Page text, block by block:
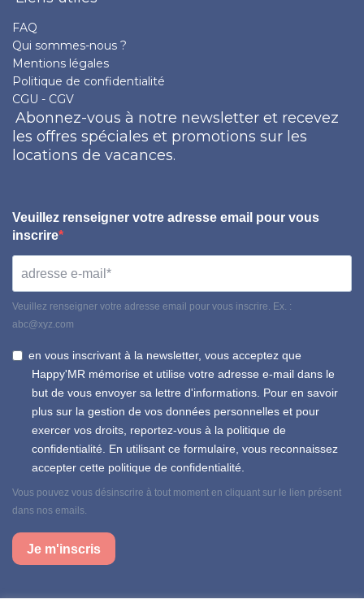
FAQ
Qui sommes-nous ?
Mentions légales
Politique de confidentialité
CGU - CGV
Abonnez-vous à notre newsletter et recevez
les offres spéciales et promotions sur les
locations de vacances.
Veuillez renseigner votre adresse email pour vous
inscrire
Veuillez renseigner votre adresse email pour vous inscrire. Ex. :
abc@xyz.com
en vous inscrivant à la newsletter, vous acceptez que
Happy'MR mémorise et utilise votre adresse e-mail dans le
but de vous envoyer sa lettre d'informations. Pour en savoir
plus sur la gestion de vos données personnelles et pour
exercer vos droits, reportez-vous à la politique de
confidentialité. En utilisant ce formulaire, vous reconnaissez
accepter cette politique de confidentialité.
Vous pouvez vous désinscrire à tout moment en cliquant sur le lien présent
dans nos emails.
Je m'inscris